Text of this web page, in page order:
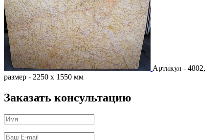
Артикул - 4802,
размер - 2250 х 1550 мм
Заказать консультацию